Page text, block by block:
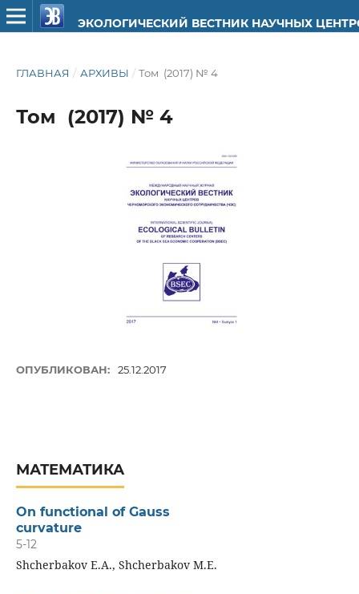
ЭКОЛОГИЧЕСКИЙ ВЕСТНИК НАУЧНЫХ
ГЛАВНАЯ / АРХИВЫ / Том (2017) № 4
Том (2017) № 4
ОПУБЛИКОВАН: 25.12.2017
МАТЕМАТИКА
On functional of Gauss
curvature
5-12
Shcherbakov E.A., Shcherbakov M.E.